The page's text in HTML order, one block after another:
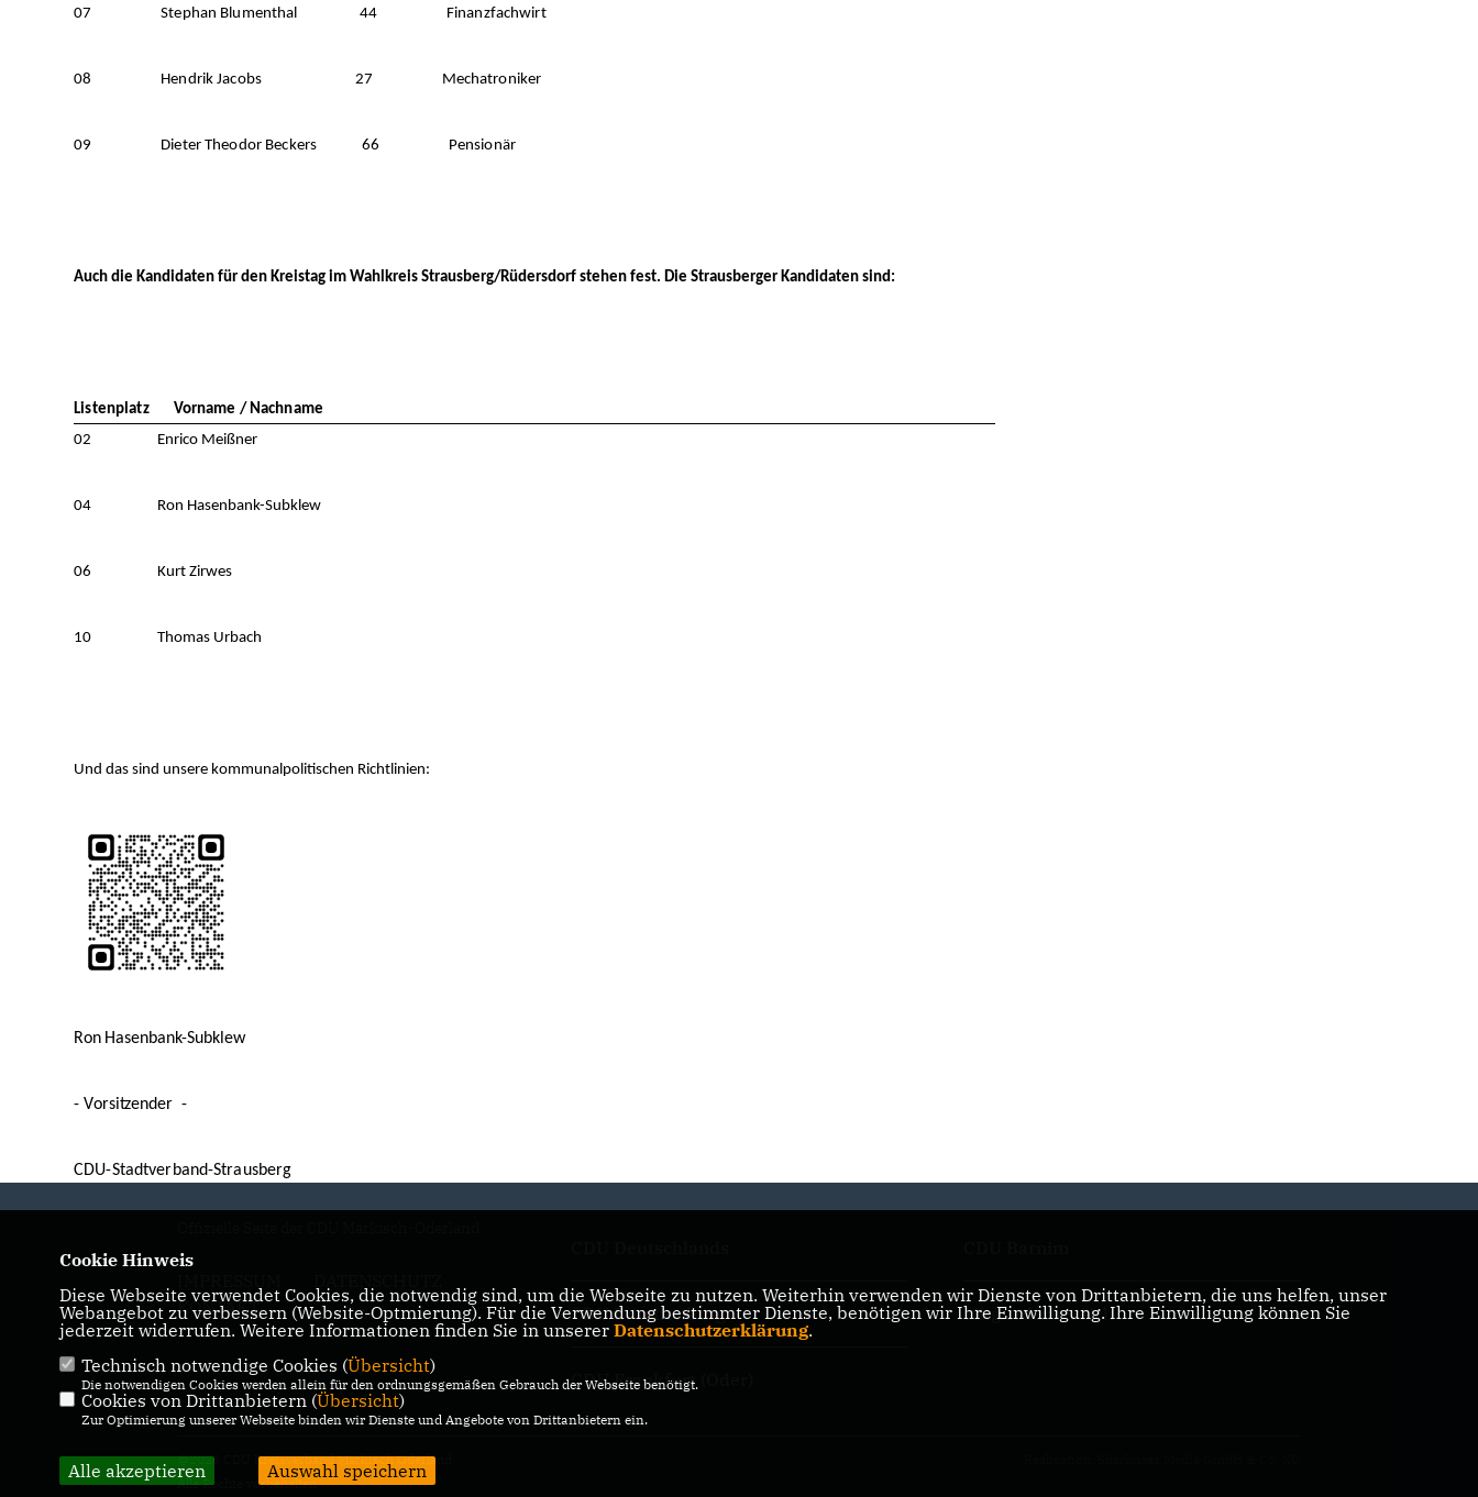
07 Stephan Blumenthal 44 Finanzfachwirt
08 Hendrik Jacobs 27 Mechatroniker
09 Dieter Theodor Beckers 66 Pensionär
Auch die Kandidaten für den Kreistag im Wahlkreis Strausberg/Rüdersdorf stehen fest. Die Strausberger Kandidaten sind:
Listenplatz Vorname / Nachname
02 Enrico Meißner
04 Ron Hasenbank-Subklew
06 Kurt Zirwes
10 Thomas Urbach
Und das sind unsere kommunalpolitischen Richtlinien:
Ron Hasenbank-Subk lew
-Vorsitzender-
CDU-Stadtverband-Strausberg
KONTAKT
CDU Brandenburg
CDU Frankfurt (Oder)
Mitgliederbereich
@2026 CDU Kreisverband Märkisch Oderland
Alle Rechte vorbehalten.
Cookie Hinweis
Diese Webseite verwendet Cookies, die notwendig sind, um die Webseite zu nutzen. Weiterhin verwenden wir Dienste von Drittanbietern, die uns helfen, unser
Webangebot zu verbessern (Website-Optmierung). Für die Verwendung bestimmter Dienste, benötigen wir Ihre Einwilligung. Ihre Einwilligung können Sie
jederzeit widerrufen. Weitere Informationen finden Sie in unserer Datenschutzerklärung.
Technisch notwendige Cookies (Übersicht)
Die notwendigen Cookies werden allein für den ordnungsgemäßen Gebrauch der Webseite benötigt.
Cookies von Drittanbietern (Übersicht)
Zur Optimierung unserer Webseite binden wir Dienste und Angebote von Drittanbietern ein.
Alle akzeptieren Auswahl speichern